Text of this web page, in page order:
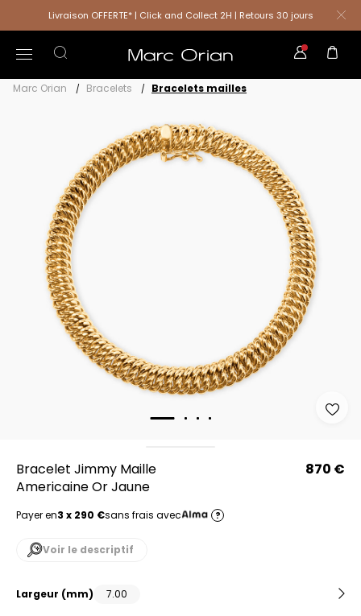
Livraison OFFERTE* | Click and Collect 2H | Retours 30 jours
Marc Orian Bracelets Bracelets mailles
Bracelet Jimmy Maille
Americaine Or Jaune
870 €
Payer en3 x 290 €sans frais avec ?
Voir le descriptif
Largeur (mm) 7.00